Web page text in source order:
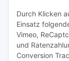
Durch Klicken
Einsatz
Vimeo,
und
Conversion